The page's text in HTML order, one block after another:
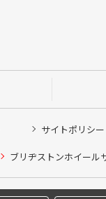
サイトポリシー
ブリヂストンホイール